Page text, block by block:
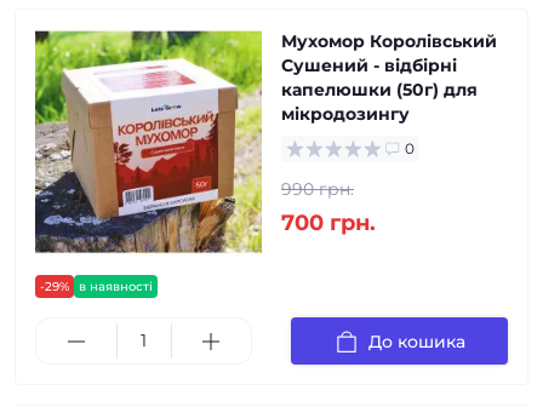
-29% в наявності
Мухомор Королівський
Сушений - відбірні
капелюшки (50г) для
мікродозингу
0
990 грн.
700 грн.
До кошика